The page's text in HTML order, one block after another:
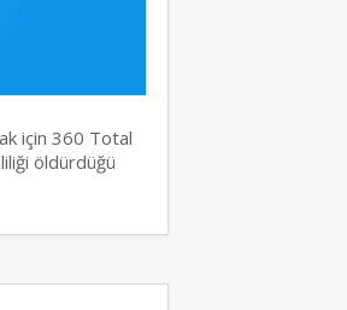
için 360 Total
öldürdüğü